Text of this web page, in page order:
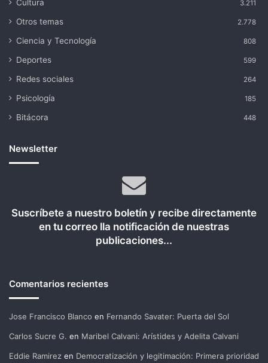
Cultura 3.211
Otros temas 2.778
Ciencia y Tecnología 808
Deportes 599
Redes sociales 264
Psicología 185
Bitácora 448
Newsletter
Suscríbete a nuestro boletín y recibe directamente
en tu correo lla notificación de nuestras
publicaciones...
Comentarios recientes
Jose Francisco Blanco en Fernando Savater: Puerta del Sol
Carlos Sucre G. en Maribel Calvani: Arístides y Adelita Calvani
Eddie Ramirez en Democratización y legitimación: Primera prioridad